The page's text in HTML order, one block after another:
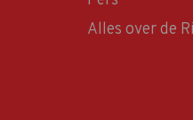
Alles over de